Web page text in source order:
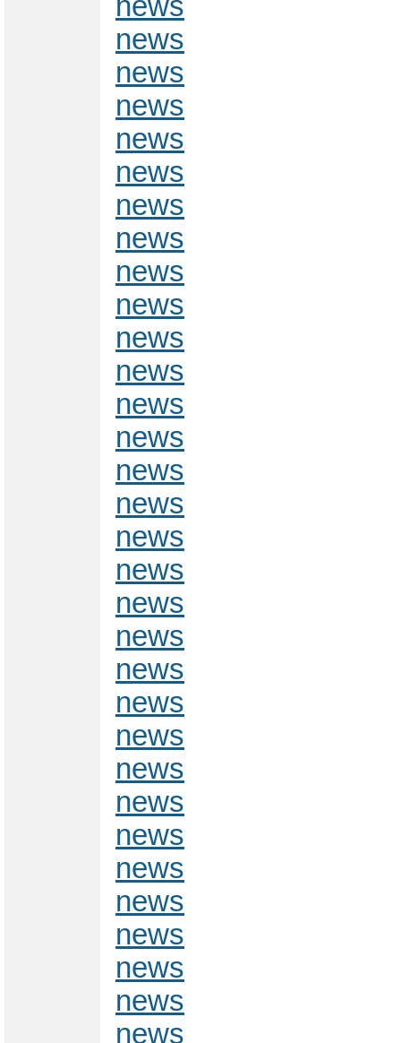
news
news
news
news
news
news
news
news
news
news
news
news
news
news
news
news
news
news
news
news
news
news
news
news
news
news
news
news
news
news
news